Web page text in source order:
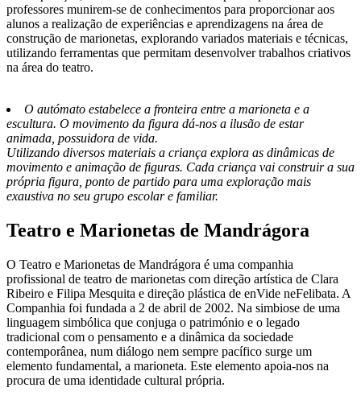
professores munirem-se de conhecimentos para proporcionar aos
alunos a realização de experiências e aprendizagens na área de
construção de marionetas, explorando variados materiais e técnicas,
utilizando ferramentas que permitam desenvolver trabalhos criativos
na área do teatro.
O autómato estabelece a fronteira entre a marioneta e a
escultura. O movimento da figura dá-nos a ilusão de estar
animada, possuidora de vida.
Utilizando diversos materiais a criança explora as dinâmicas de
movimento e animação de figuras. Cada criança vai construir a sua
própria figura, ponto de partido para uma exploração mais
exaustiva no seu grupo escolar e familiar.
Teatro e Marionetas de Mandrágora
O Teatro e Marionetas de Mandrágora é uma companhia
profissional de teatro de marionetas com direção artística de Clara
Ribeiro e Filipa Mesquita e direção plástica de enVide neFelibata. A
Companhia foi fundada a 2 de abril de 2002. Na simbiose de uma
linguagem simbólica que conjuga o património e o legado
tradicional com o pensamento e a dinâmica da sociedade
contemporânea, num diálogo nem sempre pacífico surge um
elemento fundamental, a marioneta. Este elemento apoia-nos na
procura de uma identidade cultural própria.